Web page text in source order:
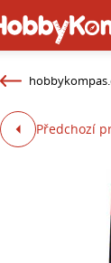
Předchozí